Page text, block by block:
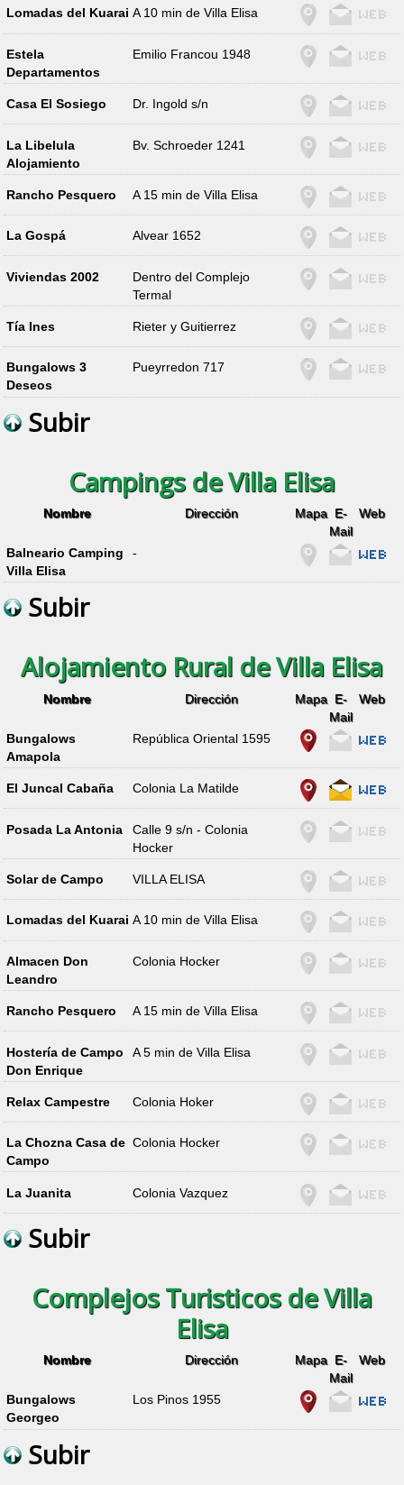
Lomadas del Kuarai A 10 min de Villa Elisa
Estela
Departamentos
Emilio Francou 1948
Casa El Sosiego Dr. Ingold s/n
La Libelula
Alojamiento
Bv. Schroeder 1241
Rancho Pesquero A 15 min de Villa Elisa
La Gospá Alvear 1652
Viviendas 2002
Dentro del Complejo
Termal
Tía Ines Rieter y Guitierrez
Bungalows 3
Deseos
Pueyrredon 717
Subir
Campings de Villa Elisa
Nombre Dirección Mapa E-
Mail
Web
Balneario Camping
Villa Elisa
-
Subir
Alojamiento Rural de Villa Elisa
Nombre Dirección Mapa E-
Mail
Web
Bungalows
Amapola
República Oriental 1595
El Juncal Cabaña Colonia La Matilde
Posada La Antonia
Calle 9 s/n - Colonia
Hocker
Solar de Campo VILLA ELISA
Lomadas del Kuarai A 10 min de Villa Elisa
Almacen Don
Leandro
Colonia Hocker
Rancho Pesquero A 15 min de Villa Elisa
Hostería de Campo
Don Enrique
A 5 min de Villa Elisa
Relax Campestre Colonia Hoker
La Chozna Casa de
Campo
Colonia Hocker
La Juanita Colonia Vazquez
Subir
Complejos Turisticos de Villa
Elisa
Nombre Dirección Mapa E-
Mail
Web
Bungalows
Georgeo
Los Pinos 1955
Subir